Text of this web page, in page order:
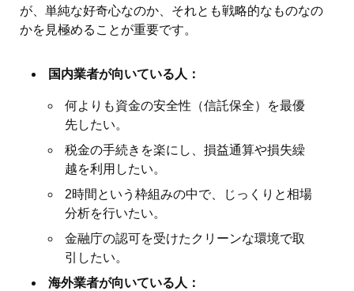
が、単純な好奇心なのか、それとも戦略的なものなの
かを見極めることが重要です。
国内業者が向いている人：
何よりも資金の安全性（信託保全）を最優
先したい。
税金の手続きを楽にし、損益通算や損失繰
越を利用したい。
2時間という枠組みの中で、じっくりと相場
分析を行いたい。
金融庁の認可を受けたクリーンな環境で取
引したい。
海外業者が向いている人：